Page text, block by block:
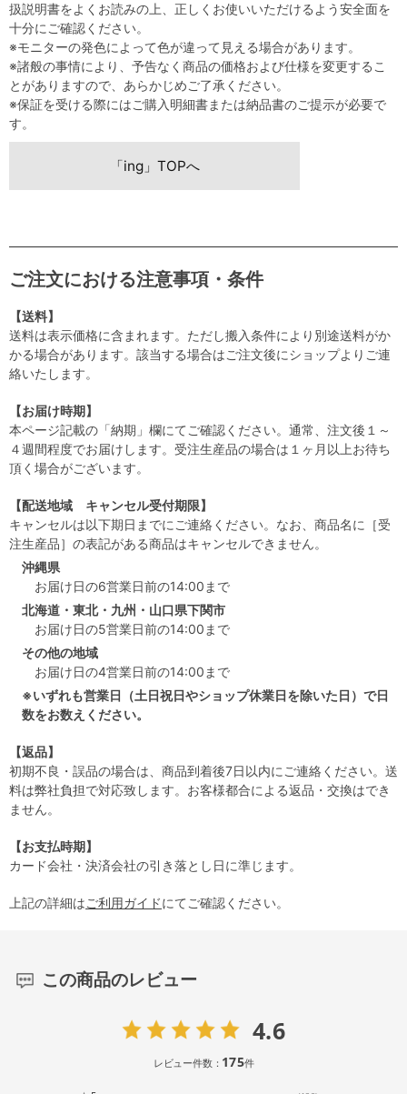
扱説明書をよくお読みの上、正しくお使いいただけるよう安全面を
十分にご確認ください。
※モニターの発色によって色が違って見える場合があります。
※諸般の事情により、予告なく商品の価格および仕様を変更するこ
とがありますので、あらかじめご了承ください。
※保証を受ける際にはご購入明細書または納品書のご提示が必要で
す。
「ing」TOPへ
ご注文における注意事項・条件
【送料】
送料は表示価格に含まれます。ただし搬入条件により別途送料がか
かる場合があります。該当する場合はご注文後にショップよりご連
絡いたします。
【お届け時期】
本ページ記載の「納期」欄にてご確認ください。通常、注文後１～
４週間程度でお届けします。受注生産品の場合は１ヶ月以上お待ち
頂く場合がございます。
【配送地域 キャンセル受付期限】
キャンセルは以下期日までにご連絡ください。なお、商品名に［受
注生産品］の表記がある商品はキャンセルできません。
沖縄県
お届け日の6営業日前の14:00まで
北海道・東北・九州・山口県下関市
お届け日の5営業日前の14:00まで
その他の地域
お届け日の4営業日前の14:00まで
※いずれも営業日（土日祝日やショップ休業日を除いた日）で日
数をお数えください。
【返品】
初期不良・誤品の場合は、商品到着後7日以内にご連絡ください。送
料は弊社負担で対応致します。お客様都合による返品・交換はでき
ません。
【お支払時期】
カード会社・決済会社の引き落とし日に準じます。
上記の詳細はご利用ガイドにてご確認ください。
この商品のレビュー
4.6
レビュー件数： 175件